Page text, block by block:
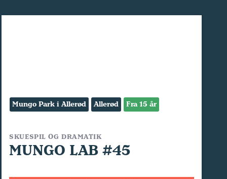
Mungo Park i Allerød Allerød Fra 15 år
SKUESPIL OG DRAMATIK
MUNGO LAB #45